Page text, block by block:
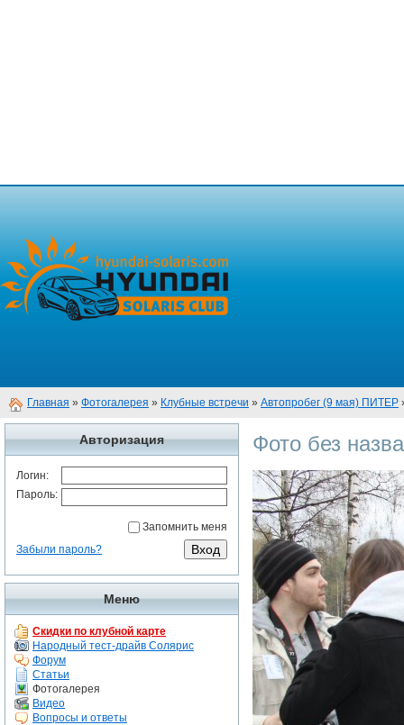
Главная » Фотогалерея » Клубные встречи » Автопробег (9 мая) ПИТЕР
Авторизация
Логин:
Пароль:
Запомнить меня
Забыли пароль?
Меню
Скидки по клубной карте
Народный тест-драйв Солярис
Форум
Статьи
Фотогалерея
Видео
Вопросы и ответы
Фото без